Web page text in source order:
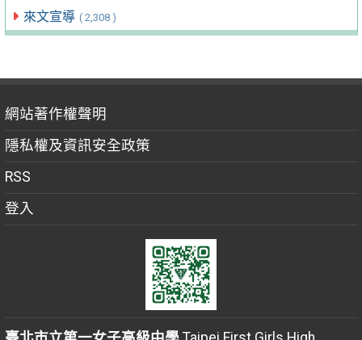
來文宣導 ( 2,308 )
網站著作權聲明
隱私權及資訊安全政策
RSS
登入